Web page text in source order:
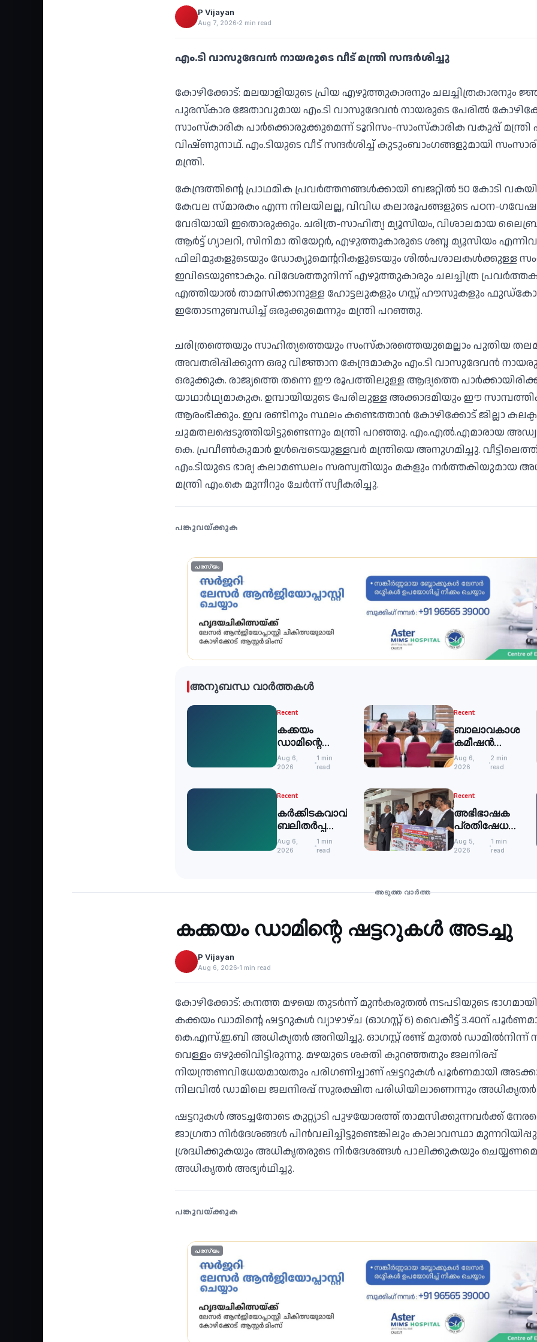
P Vijayan
Aug 7, 2026 2 min read
എം.ടി വാസുദേവന്‍ നായരുടെ വീട് മന്ത്രി സന്ദര്‍ശിച്ചു
കോഴിക്കോട്: മലയാളിയുടെ പ്രിയ എഴുത്തുകാരനും ചലച്ചിത്രകാരനും
പുരസ്‌കാര ജേതാവുമായ എം.ടി വാസുദേവന്‍ നായരുടെ പേരില്‍
സാംസ്‌കാരിക പാര്‍ക്കൊരുക്കുമെന്ന് ടൂറിസം-സാംസ്‌കാരിക വകുപ്പ് മന്ത്രി
വിഷ്ണുനാഥ്. എം.ടിയുടെ വീട് സന്ദര്‍ശിച്ച് കുടുംബാംഗങ്ങളുമായി
മന്ത്രി.
കേന്ദ്രത്തിന്റെ പ്രാഥമിക പ്രവര്‍ത്തനങ്ങള്‍ക്കായി ബജറ്റില്‍ 50 കോടി
കേവല സ്മാരകം എന്ന നിലയിലല്ല, വിവിധ കലാരൂപങ്ങളുടെ പഠന-
വേദിയായി ഇതൊരുക്കും. ചരിത്ര-സാഹിത്യ മ്യൂസിയം, വിശാലമായ
ആര്‍ട്ട് ഗ്യാലറി, സിനിമാ തിയേറ്റര്‍, എഴുത്തുകാരുടെ ശബ്ദ മ്യൂസിയം
ഫിലിമുകളുടെയും ഡോക്യുമെന്ററികളുടെയും ശില്‍പശാലകള്‍ക്കുള്ള
ഇവിടെയുണ്ടാകും. വിദേശത്തുനിന്ന് എഴുത്തുകാരും ചലച്ചിത്ര
എത്തിയാല്‍ താമസിക്കാനുള്ള ഹോട്ടലുകളും ഗസ്റ്റ് ഹൗസുകളും
ഇതോടനുബന്ധിച്ച് ഒരുക്കുമെന്നും മന്ത്രി പറഞ്ഞു.
ചരിത്രത്തെയും സാഹിത്യത്തെയും സംസ്‌കാരത്തെയുമെല്ലാം പുതിയ
അവതരിപ്പിക്കുന്ന ഒരു വിജ്ഞാന കേന്ദ്രമാകും എം.ടി വാസുദേവന്‍
ഒരുക്കുക. രാജ്യത്തെ തന്നെ ഈ രൂപത്തിലുള്ള ആദ്യത്തെ
യാഥാര്‍ഥ്യമാകുക. ഉമ്പായിയുടെ പേരിലുള്ള അക്കാദമിയും ഈ
ആരംഭിക്കും. ഇവ രണ്ടിനും സ്ഥലം കണ്ടെത്താന്‍ കോഴിക്കോട് ജില്ലാ
ചുമതലപ്പെടുത്തിയിട്ടുണ്ടെന്നും മന്ത്രി പറഞ്ഞു. എം.എല്‍.എമാരായ
കെ. പ്രവീണ്‍കുമാര്‍ ഉള്‍പ്പെടെയുള്ളവര്‍ മന്ത്രിയെ അനുഗമിച്ചു.
എം.ടിയുടെ ഭാര്യ കലാമണ്ഡലം സരസ്വതിയും മകളും നര്‍ത്തകിയുമായ
മന്ത്രി എം.കെ മുനീറും ചേര്‍ന്ന് സ്വീകരിച്ചു.
പങ്കുവയ്ക്കുക
പരസ്യം
അനുബന്ധ വാർത്തകൾ
Recent
കക്കയം
ഡാമിന്റെ
ഷട്ടറുകള്‍
അടച്ചു
Aug 6,
2026
1 min
read
Recent
ബാലാവകാശ
കമീഷന്‍
സിറ്റിങ്: 51
പരാതികള്‍
Aug 6,
2026
2 min
read
Recent
കര്‍ക്കിടകവാവ്
ബലിതര്‍പ്പണം:
ഹരിതചട്ടം
കര്‍ശനമായി
Aug 6,
2026
1 min
read
Recent
അഭിഭാഷക
പ്രതിഷേധ
ധർണ
Aug 5,
2026
1 min
read
അടുത്ത വാർത്ത
‹
കക്കയം ഡാമിന്റെ ഷട്ടറുകള്‍ അടച്ചു
P Vijayan
Aug 6, 2026 1 min read
കോഴിക്കോട്: കനത്ത മഴയെ തുടര്‍ന്ന് മുന്‍കരുതല്‍ നടപടിയുടെ
കക്കയം ഡാമിന്റെ ഷട്ടറുകള്‍ വ്യാഴാഴ്ച (ഓഗസ്റ്റ് 6) വൈകീട്ട് 3.40ന്
കെ.എസ്.ഇ.ബി അധികൃതര്‍ അറിയിച്ചു. ഓഗസ്റ്റ് രണ്ട് മുതല്‍ ഡാമില്‍നിന്ന്
വെള്ളം ഒഴുക്കിവിട്ടിരുന്നു. മഴയുടെ ശക്തി കുറഞ്ഞതും ജലനിരപ്പ്
നിയന്ത്രണവിധേയമായതും പരിഗണിച്ചാണ് ഷട്ടറുകള്‍ പൂര്‍ണമായി
നിലവില്‍ ഡാമിലെ ജലനിരപ്പ് സുരക്ഷിത പരിധിയിലാണെന്നും അധികൃതര്‍
ഷട്ടറുകള്‍ അടച്ചതോടെ കുറ്റ്യാടി പുഴയോരത്ത് താമസിക്കുന്നവര്‍ക്ക്
ജാഗ്രതാ നിര്‍ദേശങ്ങള്‍ പിന്‍വലിച്ചിട്ടുണ്ടെങ്കിലും കാലാവസ്ഥാ
ശ്രദ്ധിക്കുകയും അധികൃതരുടെ നിര്‍ദേശങ്ങള്‍ പാലിക്കുകയും
അധികൃതര്‍ അഭ്യര്‍ഥിച്ചു.
പങ്കുവയ്ക്കുക
പരസ്യം